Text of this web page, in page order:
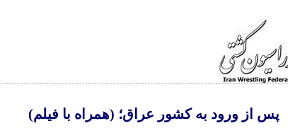
پس از ورود به کشور عراق؛ (همراه با فیلم)